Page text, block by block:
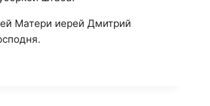
Матери иерей Дмитрий